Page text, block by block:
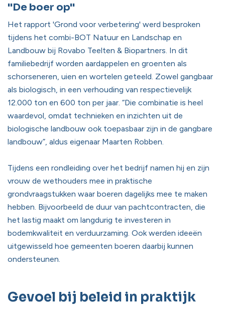
"De boer op"
Het rapport 'Grond voor verbetering' werd besproken
tijdens het combi-BOT Natuur en Landschap en
Landbouw bij Rovabo Teelten & Biopartners. In dit
familiebedrijf worden aardappelen en groenten als
schorseneren, uien en wortelen geteeld. Zowel gangbaar
als biologisch, in een verhouding van respectievelijk
12.000 ton en 600 ton per jaar. “Die combinatie is heel
waardevol, omdat technieken en inzichten uit de
biologische landbouw ook toepasbaar zijn in de gangbare
landbouw”, aldus eigenaar Maarten Robben.
Tijdens een rondleiding over het bedrijf namen hij en zijn
vrouw de wethouders mee in praktische
grondvraagstukken waar boeren dagelijks mee te maken
hebben. Bijvoorbeeld de duur van pachtcontracten, die
het lastig maakt om langdurig te investeren in
bodemkwaliteit en verduurzaming. Ook werden ideeën
uitgewisseld hoe gemeenten boeren daarbij kunnen
ondersteunen.
Gevoel bij beleid in praktijk